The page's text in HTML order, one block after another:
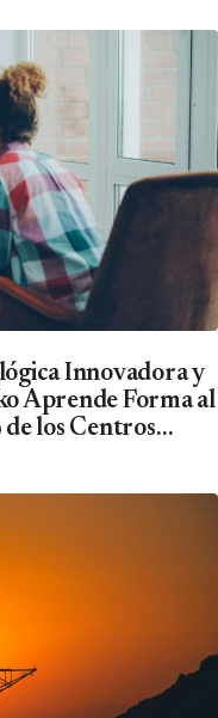
Innovadora y
Aprende Forma al
los Centros